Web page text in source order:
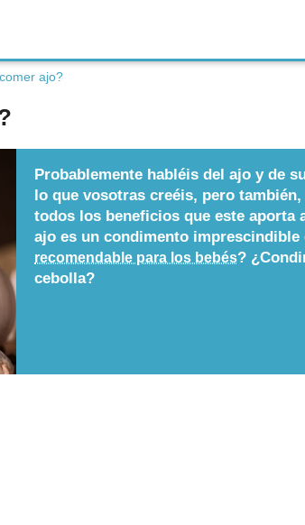
ajo?
Probablemente habléis del ajo y de
lo que vosotras creéis, pero
todos los beneficios que este aporta
ajo es un condimento imprescindible
recomendable para los bebés?
cebolla?